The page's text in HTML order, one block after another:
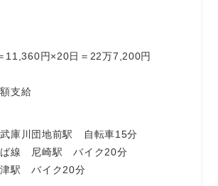
11,360円×20日＝22万7,200円
支給
庫川団地前駅 自転車15分
ば線 尼崎駅 バイク20分
駅 バイク20分